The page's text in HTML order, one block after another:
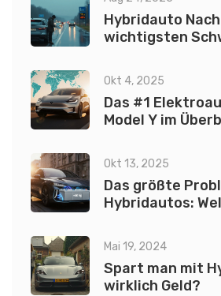
Hybridauto
wichtigsten
(2025)
Okt 4, 2025
Das #1
Model Y im
Okt 13, 2025
Das größte
Hybridautos:
Mai 19, 2024
Spart man mit
wirklich Geld?